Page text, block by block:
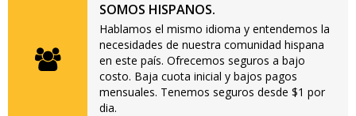
SOMOS HISPANOS.
Hablamos el mismo idioma y entendemos la
necesidades de nuestra comunidad hispana
en este país. Ofrecemos seguros a bajo
costo. Baja cuota inicial y bajos pagos
mensuales. Tenemos seguros desde $1 por
dia.